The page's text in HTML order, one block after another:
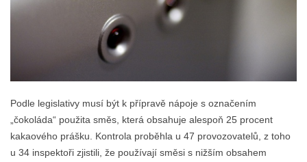
Podle legislativy musí být k přípravě nápoje s označením
„čokoláda“ použita směs, která obsahuje alespoň 25 procent
kakaového prášku. Kontrola proběhla u 47 provozovatelů, z toho
u 34 inspektoři zjistili, že používají směsi s nižším obsahem